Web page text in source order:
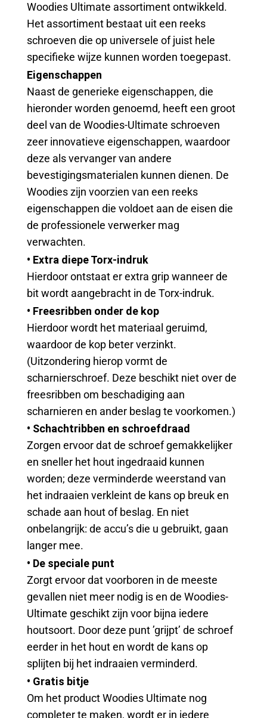
Woodies Ultimate assortiment ontwikkeld.
Het assortiment bestaat uit een reeks
schroeven die op universele of juist hele
specifieke wijze kunnen worden toegepast.
Eigenschappen
Naast de generieke eigenschappen, die
hieronder worden genoemd, heeft een groot
deel van de Woodies-Ultimate schroeven
zeer innovatieve eigenschappen, waardoor
deze als vervanger van andere
bevestigingsmaterialen kunnen dienen. De
Woodies zijn voorzien van een reeks
eigenschappen die voldoet aan de eisen die
de professionele verwerker mag
verwachten.
• Extra diepe Torx-indruk
Hierdoor ontstaat er extra grip wanneer de
bit wordt aangebracht in de Torx-indruk.
• Freesribben onder de kop
Hierdoor wordt het materiaal geruimd,
waardoor de kop beter verzinkt.
(Uitzondering hierop vormt de
scharnierschroef. Deze beschikt niet over de
freesribben om beschadiging aan
scharnieren en ander beslag te voorkomen.)
• Schachtribben en schroefdraad
Zorgen ervoor dat de schroef gemakkelijker
en sneller het hout ingedraaid kunnen
worden; deze verminderde weerstand van
het indraaien verkleint de kans op breuk en
schade aan hout of beslag. En niet
onbelangrijk: de accu’s die u gebruikt, gaan
langer mee.
• De speciale punt
Zorgt ervoor dat voorboren in de meeste
gevallen niet meer nodig is en de Woodies-
Ultimate geschikt zijn voor bijna iedere
houtsoort. Door deze punt ’grijpt’ de schroef
eerder in het hout en wordt de kans op
splijten bij het indraaien verminderd.
• Gratis bitje
Om het product Woodies Ultimate nog
completer te maken, wordt er in iedere